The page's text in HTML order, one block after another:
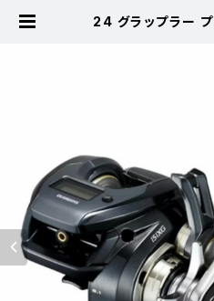
24 グラップラー